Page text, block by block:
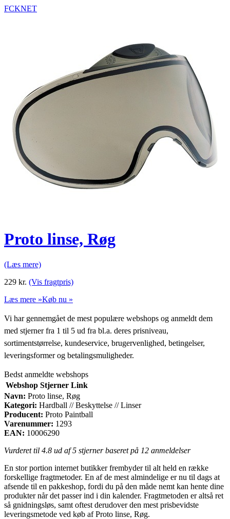
FCKNET
Proto linse, Røg
(Læs mere)
229 kr. (Vis fragtpris)
Læs mere »Køb nu »
Vi har gennemgået de mest populære webshops og anmeldt dem
med stjerner fra 1 til 5 ud fra bl.a. deres prisniveau,
sortimentstørrelse, kundeservice, brugervenlighed, betingelser,
leveringsformer og betalingsmuligheder.
Bedst anmeldte webshops
Webshop Stjerner Link
Navn: Proto linse, Røg
Kategori: Hardball // Beskyttelse // Linser
Producent: Proto Paintball
Varenummer: 1293
EAN: 10006290
Vurderet til 4.8 ud af 5 stjerner baseret på 12 anmeldelser
En stor portion internet butikker frembyder til alt held en række
forskellige fragtmetoder. En af de mest almindelige er nu til dags at
afsende til en pakkeshop, fordi du på den måde nemt kan hente dine
produkter når det passer ind i din kalender. Fragtmetoden er altså ret
så gnidningsløs, samt oftest derudover den mest prisbevidste
leveringsmetode ved køb af Proto linse, Røg.